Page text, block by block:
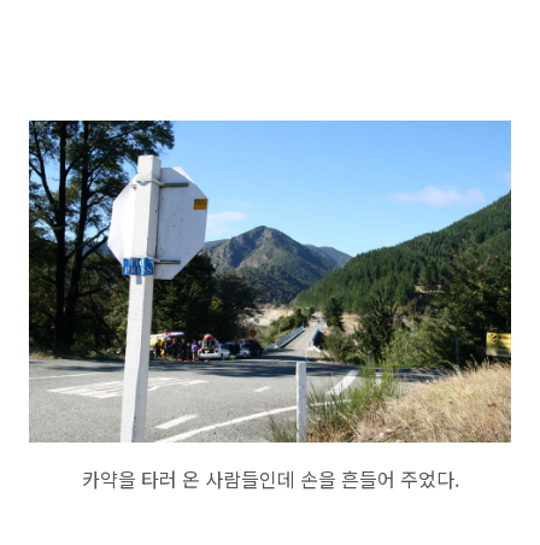
카약을 타러 온 사람들인데 손을 흔들어 주었다.